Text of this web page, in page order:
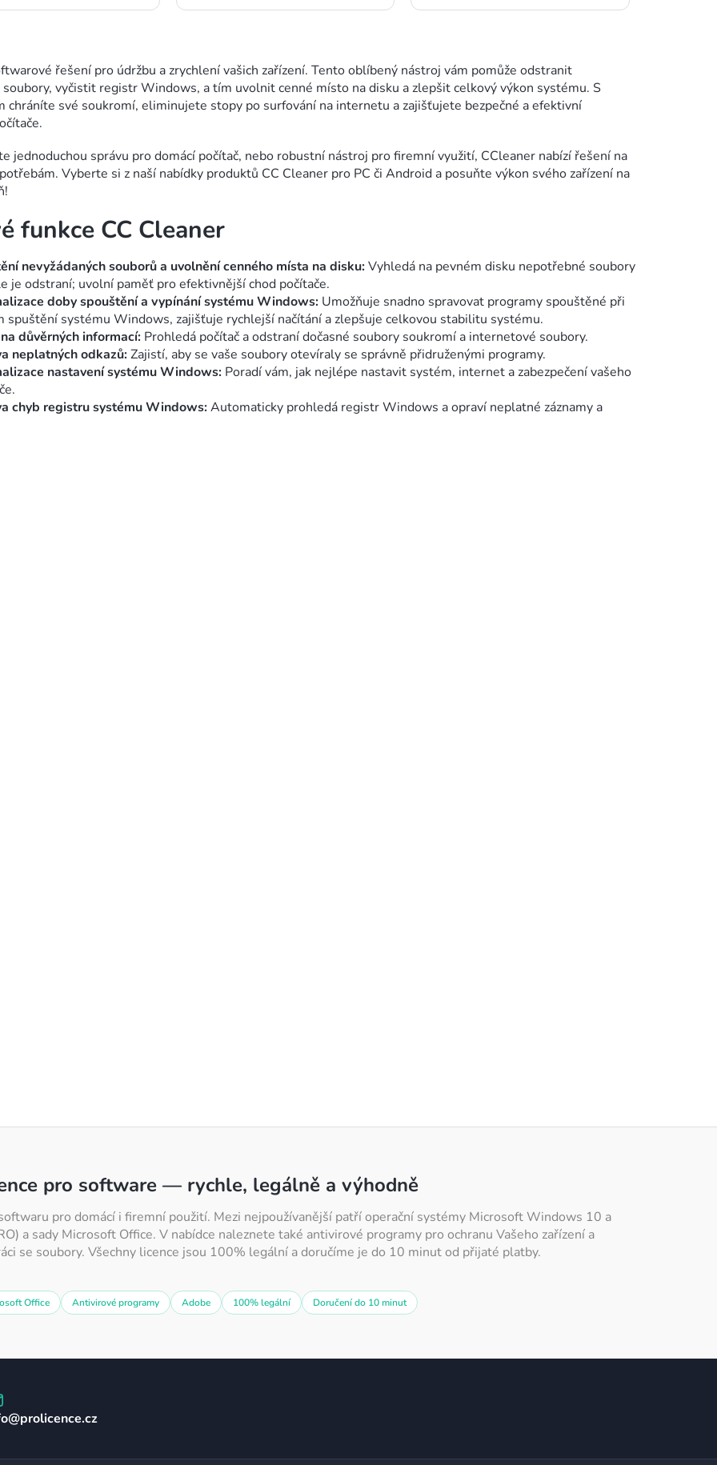
v
l
á
a
c
r
v
k
y
v
ý
p
řešení pro údržbu a zrychlení vašich zařízení. Tento oblíbený nástroj vám pomůže odstranit
vyčistit registr Windows, a tím uvolnit cenné místo na disku a zlepšit celkový výkon systému. S
chráníte své soukromí, eliminujete stopy po surfování na internetu a zajišťujete bezpečné a efektivní
jednoduchou správu pro domácí počítač, nebo robustní nástroj pro firemní využití, CCleaner nabízí řešení na
Vyberte si z naší nabídky produktů CC Cleaner pro PC či Android a posuňte výkon svého zařízení na
funkce CC Cleaner
nevyžádaných souborů a uvolnění cenného místa na disku:Vyhledá na pevném disku nepotřebné soubory
je odstraní; uvolní paměť pro efektivnější chod počítače.
doby spouštění a vypínání systému Windows: Umožňuje snadno spravovat programy spouštěné při
spuštění systému Windows, zajišťuje rychlejší načítání a zlepšuje celkovou stabilitu systému.
důvěrných informací: Prohledá počítač a odstraní dočasné soubory soukromí a internetové soubory.
neplatných odkazů:Zajistí, aby se vaše soubory otevíraly se správně přidruženými programy.
nastavení systému Windows: Poradí vám, jak nejlépe nastavit systém, internet a zabezpečení vašeho
chyb registru systému Windows:Automaticky prohledá registr Windows a opraví neplatné záznamy a
pro software — rychle, legálně a výhodně
pro domácí i firemní použití. Mezi nejpoužívanější patří operační systémy Microsoft Windows 10 a
a sady Microsoft Office. V nabídce naleznete také antivirové programy pro ochranu Vašeho zařízení a
se soubory. Všechny licence jsou 100% legální a doručíme je do 10 minut od přijaté platby.
Office Antivirové programy Adobe 100% legální Doručení do 10 minut
@prolicence.cz